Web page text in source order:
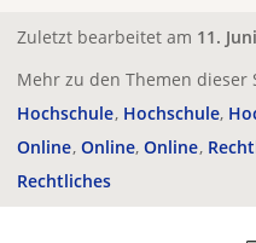
Zuletzt bearbeitet am 11.
Mehr zu den Themen dieser
Hochschule Hochschule
Online Online Online
Rechtliches